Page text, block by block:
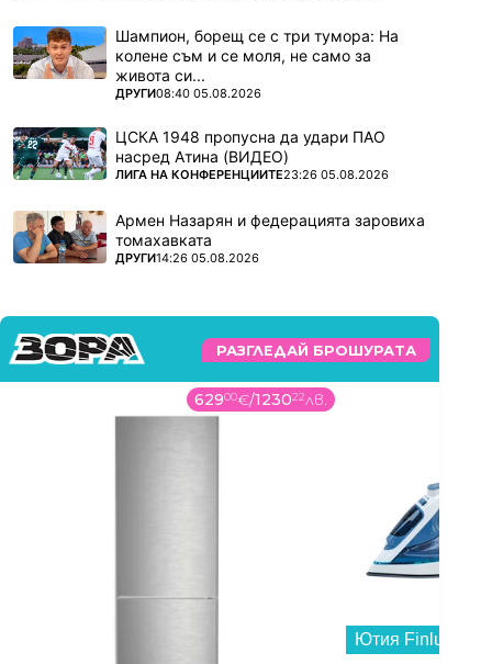
Шампион, борещ се с три тумора: На
колене съм и се моля, не само за
живота си...
ПОВЕЧЕ ОТ
ДРУГИ08:40 05.08.2026
ЦСКА 1948 пропусна да удари ПАО
насред Атина (ВИДЕО)
ПОВЕЧЕ ОТ
ЛИГА НА КОНФЕРЕНЦИИТЕ23:26 05.08.2026
Армен Назарян и федерацията заровиха
томахавката
ПОВЕЧЕ ОТ
ДРУГИ14:26 05.08.2026
РАЗГЛЕДАЙ БРОШУРАТА
62900€/123022лв.
Ютия Finlux